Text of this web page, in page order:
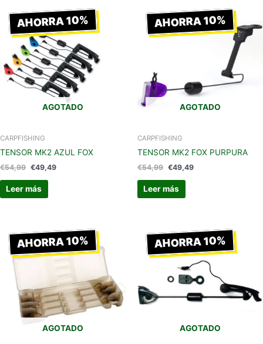
AHORRA 10%
AGOTADO
CARPFISHING
TENSOR MK2 AZUL FOX
€54,99
precio
original
era:
€54,99.
€49,49
precio
actual
es:
€49,49.
Leer más
AHORRA 10%
AGOTADO
CARPFISHING
TENSOR MK2 FOX PURPURA
€54,99
precio
original
era:
€49,49
precio
actual
es:
Leer más
AHORRA 10%
AGOTADO
precio
original
era:
€23,99.
precio
actual
es:
€21,59.
AHORRA 10%
AGOTADO
precio
original
era:
€54,99.
precio
actual
es:
€49,49.